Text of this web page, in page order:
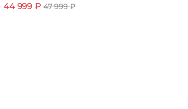
44 999 ₽ 47 999₽